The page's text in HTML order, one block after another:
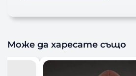
Може да харесате също